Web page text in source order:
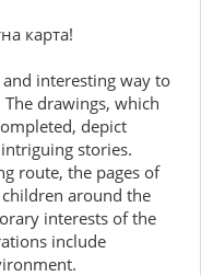
карта!
interesting way to
drawings, which
depict
stories.
route, the pages of
around the
interests of the
include